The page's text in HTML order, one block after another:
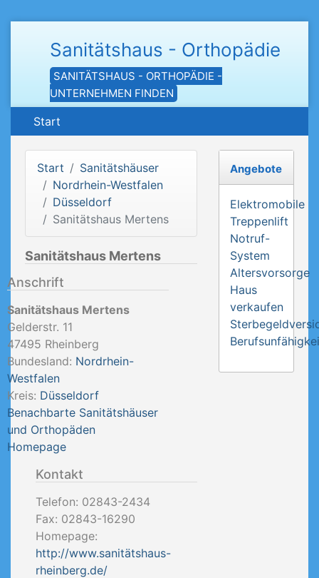
Sanitätshaus - Orthopädie
SANITÄTSHAUS - ORTHOPÄDIE -
UNTERNEHMEN FINDEN
Start
Start
Sanitätshäuser
Nordrhein-Westfalen
Düsseldorf
Sanitätshaus Mertens
Sanitätshaus Mertens
Anschrift
Sanitätshaus Mertens
Gelderstr. 11
47495 Rheinberg
Bundesland: Nordrhein-
Westfalen
Kreis: Düsseldorf
Benachbarte Sanitätshäuser
und Orthopäden
Homepage
Kontakt
Telefon: 02843-2434
Fax: 02843-16290
Homepage:
http://www.sanitätshaus-
rheinberg.de/
Angebote
Elektromobile
Treppenlift
Notruf-
System
Altersvorsorge
Haus
verkaufen